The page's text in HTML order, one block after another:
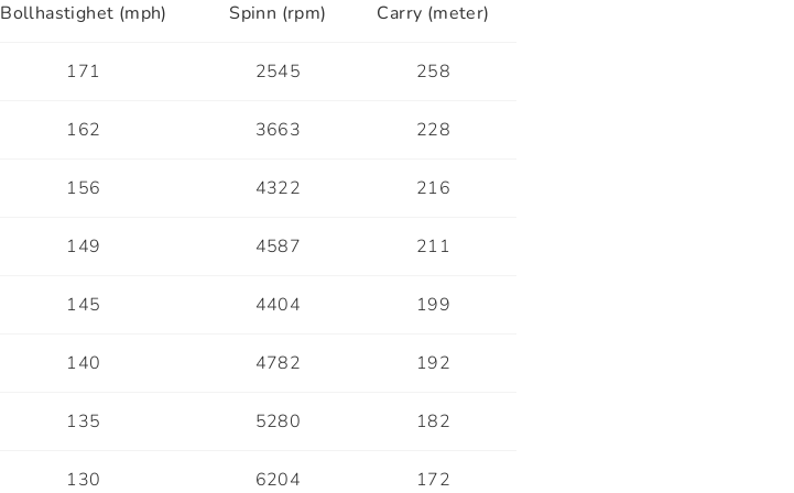
Bollhastighet (mph) Spinn (rpm) Carry (meter)
171 2545 258
162 3663 228
156 4322 216
149 4587 211
145 4404 199
140 4782 192
135 5280 182
130 6204 172